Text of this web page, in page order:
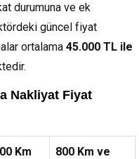
durumuna ve ek
güncel fiyat
ortalama 45.000 TL ile
Nakliyat Fiyat
Km
800 Km ve